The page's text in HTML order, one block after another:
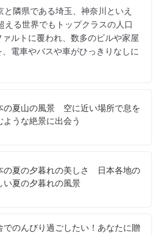
隣県である埼玉、神奈川といえ
える世界でもトップクラスの人口
ルトに覆われ、数多のビルや家屋
電車やバスや車がひっきりなしに
の夏山の風景 空に近い場所で息を
ような絶景に出会う
の夏の夕暮れの美しさ 日本各地の
い夏の夕暮れの風景
でのんびり過ごしたい！あなたに贈